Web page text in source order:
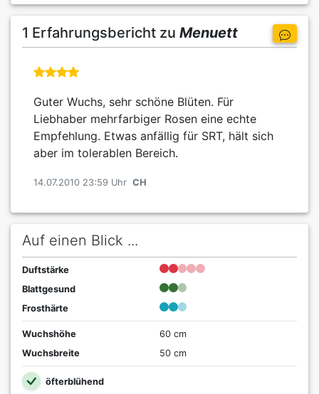
1 Erfahrungsbericht zu Menuett
Guter Wuchs, sehr schöne Blüten. Für
Liebhaber mehrfarbiger Rosen eine echte
Empfehlung. Etwas anfällig für SRT, hält sich
aber im tolerablen Bereich.
14.07.2010 23:59 Uhr CH
Auf einen Blick ...
Duftstärke
Blattgesund
Frosthärte
Wuchshöhe
60 cm
Wuchsbreite
50 cm
öfterblühend